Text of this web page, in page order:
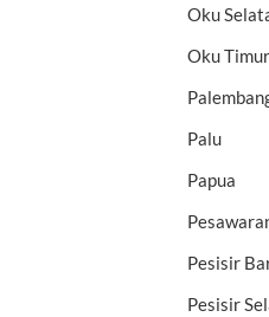
Oku
Oku Timur
Palu
Papua
Pesisir
Pesisir